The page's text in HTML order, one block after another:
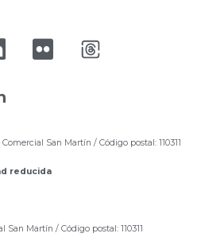
Comercial San Martín / Código postal: 110311
reducida
San Martín / Código postal: 110311